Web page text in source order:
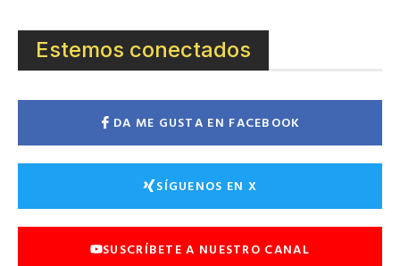
Estemos conectados
DA ME GUSTA EN FACEBOOK
SÍGUENOS EN X
SUSCRÍBETE A NUESTRO CANAL